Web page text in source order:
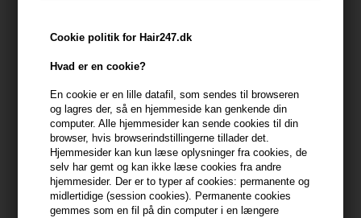
Cookie politik for Hair247.dk
Hvad er en cookie?
En cookie er en lille datafil, som sendes til browseren
og lagres der, så en hjemmeside kan genkende din
computer. Alle hjemmesider kan sende cookies til din
browser, hvis browserindstillingerne tillader det.
Hjemmesider kan kun læse oplysninger fra cookies, de
selv har gemt og kan ikke læse cookies fra andre
hjemmesider. Der er to typer af cookies: permanente og
midlertidige (session cookies). Permanente cookies
gemmes som en fil på din computer i en længere
På lager - Leveringstid 1-2 dage
Du får 6 DKK til dit næste køb når du køber denne vare -
min konto
399,10 DKK FRA GRATIS FRAGT 399.1 DKK
Beskrivelse Anmeldelser Fabrikant